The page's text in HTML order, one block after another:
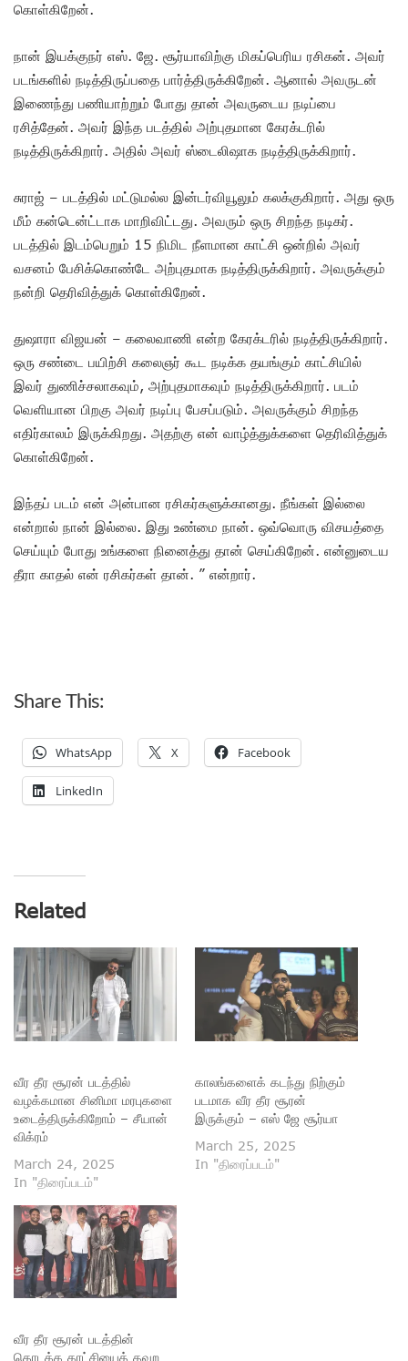
கொள்கிறேன்.
நான் இயக்குநர் எஸ். ஜே. சூர்யாவிற்கு மிகப்பெரிய ரசிகன். அவர்
படங்களில் நடித்திருப்பதை பார்த்திருக்கிறேன். ஆனால் அவருடன்
இணைந்து பணியாற்றும் போது தான் அவருடைய நடிப்பை
ரசித்தேன். அவர் இந்த படத்தில் அற்புதமான கேரக்டரில்
நடித்திருக்கிறார். அதில் அவர் ஸ்டைலிஷாக நடித்திருக்கிறார்.
சுராஜ் – படத்தில் மட்டுமல்ல இன்டர்வியூலும் கலக்குகிறார். அது ஒரு
மீம் கன்டென்ட்டாக மாறிவிட்டது. அவரும் ஒரு சிறந்த நடிகர்.
படத்தில் இடம்பெறும் 15 நிமிட நீளமான காட்சி ஒன்றில் அவர்
வசனம் பேசிக்கொண்டே அற்புதமாக நடித்திருக்கிறார். அவருக்கும்
நன்றி தெரிவித்துக் கொள்கிறேன்.
துஷாரா விஜயன் – கலைவாணி என்ற கேரக்டரில் நடித்திருக்கிறார்.
ஒரு சண்டை பயிற்சி கலைஞர் கூட நடிக்க தயங்கும் காட்சியில்
இவர் துணிச்சலாகவும், அற்புதமாகவும் நடித்திருக்கிறார். படம்
வெளியான பிறகு அவர் நடிப்பு பேசப்படும். அவருக்கும் சிறந்த
எதிர்காலம் இருக்கிறது. அதற்கு என் வாழ்த்துக்களை தெரிவித்துக்
கொள்கிறேன்.
இந்தப் படம் என் அன்பான ரசிகர்களுக்கானது. நீங்கள் இல்லை
என்றால் நான் இல்லை. இது உண்மை நான். ஒவ்வொரு விசயத்தை
செய்யும் போது உங்களை நினைத்து தான் செய்கிறேன். என்னுடைய
தீரா காதல் என் ரசிகர்கள் தான். ” என்றார்.
Share This:
WhatsApp X Facebook
LinkedIn
Related
வீர தீர சூரன் படத்தில்
வழக்கமான சினிமா மரபுகளை
உடைத்திருக்கிறோம் – சீயான்
விக்ரம்
March 24, 2025
In "திரைப்படம்"
காலங்களைக் கடந்து நிற்கும்
படமாக வீர தீர சூரன்
இருக்கும் – எஸ் ஜே சூர்யா
March 25, 2025
In "திரைப்படம்"
வீர தீர சூரன் படத்தின்
தொடக்க காட்சியைத் தவற